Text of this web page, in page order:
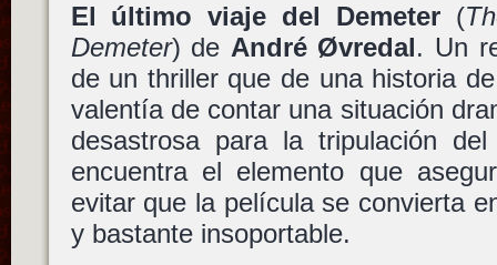
El último viaje del Demeter (
Demeter) de André Øvredal. Un
de un thriller que de una historia
valentía de contar una situación
desastrosa para la tripulación
encuentra el elemento que
evitar que la película se convierta
y bastante insoportable.